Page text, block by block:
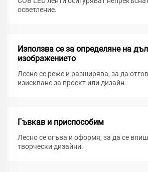
осветление.
Използва се за определяне на
изображението
Лесно се реже и разширява, за да
изискване за проект или дизайн.
Гъвкав и приспособим
Лесно се огъва и оформя, за да се
творчески дизайни.